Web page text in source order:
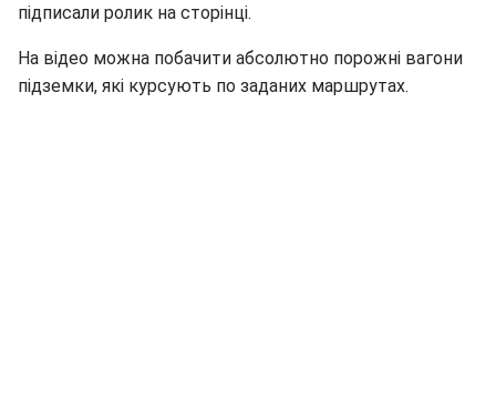
підписали ролик на сторінці.
На відео можна побачити абсолютно порожні вагони
підземки, які курсують по заданих маршрутах.